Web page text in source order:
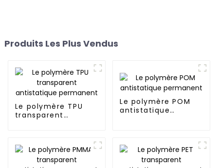
Produits Les Plus Vendus
Le polymère TPU
transparent
Le polymère POM
antistatique